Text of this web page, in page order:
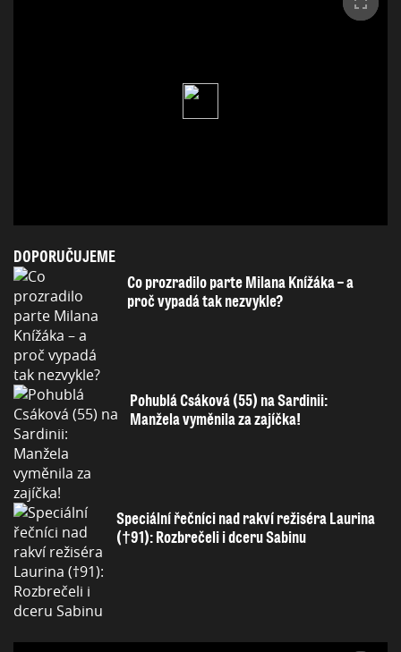
DOPORUČUJEME
Co prozradilo parte Milana Knížáka – a
proč vypadá tak nezvykle?
Pohublá Csáková (55) na Sardinii:
Manžela vyměnila za zajíčka!
Speciální řečníci nad rakví režiséra Laurina
(†91): Rozbrečeli i dceru Sabinu